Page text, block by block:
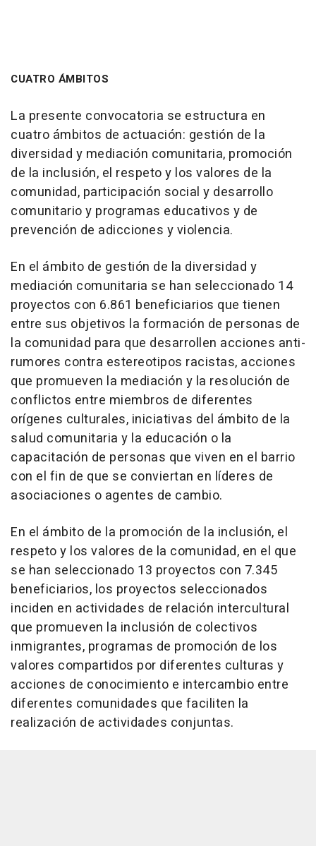
CUATRO ÁMBITOS
La presente convocatoria se estructura en
cuatro ámbitos de actuación: gestión de la
diversidad y mediación comunitaria, promoción
de la inclusión, el respeto y los valores de la
comunidad, participación social y desarrollo
comunitario y programas educativos y de
prevención de adicciones y violencia.
En el ámbito de gestión de la diversidad y
mediación comunitaria se han seleccionado 14
proyectos con 6.861 beneficiarios que tienen
entre sus objetivos la formación de personas de
la comunidad para que desarrollen acciones anti-
rumores contra estereotipos racistas, acciones
que promueven la mediación y la resolución de
conflictos entre miembros de diferentes
orígenes culturales, iniciativas del ámbito de la
salud comunitaria y la educación o la
capacitación de personas que viven en el barrio
con el fin de que se conviertan en líderes de
asociaciones o agentes de cambio.
En el ámbito de la promoción de la inclusión, el
respeto y los valores de la comunidad, en el que
se han seleccionado 13 proyectos con 7.345
beneficiarios, los proyectos seleccionados
inciden en actividades de relación intercultural
que promueven la inclusión de colectivos
inmigrantes, programas de promoción de los
valores compartidos por diferentes culturas y
acciones de conocimiento e intercambio entre
diferentes comunidades que faciliten la
realización de actividades conjuntas.